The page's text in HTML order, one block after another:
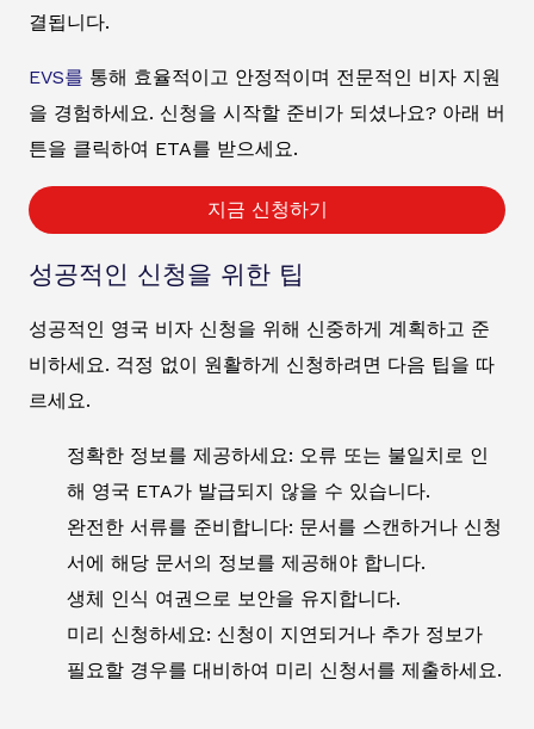
결됩니다.
EVS를 통해 효율적이고 안정적이며 전문적인 비자 지원
을 경험하세요. 신청을 시작할 준비가 되셨나요? 아래 버
튼을 클릭하여 ETA를 받으세요.
지금 신청하기
성공적인 신청을 위한 팁
성공적인 영국 비자 신청을 위해 신중하게 계획하고 준
비하세요. 걱정 없이 원활하게 신청하려면 다음 팁을 따
르세요.
정확한 정보를 제공하세요: 오류 또는 불일치로 인
해 영국 ETA가 발급되지 않을 수 있습니다.
완전한 서류를 준비합니다: 문서를 스캔하거나 신청
서에 해당 문서의 정보를 제공해야 합니다.
생체 인식 여권으로 보안을 유지합니다.
미리 신청하세요: 신청이 지연되거나 추가 정보가
필요할 경우를 대비하여 미리 신청서를 제출하세요.